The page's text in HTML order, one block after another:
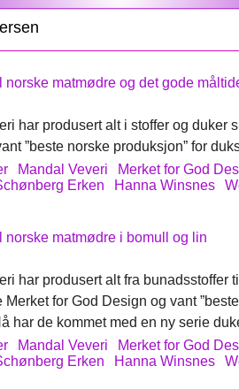
norske matmødre og det gode
har produsert alt i stoffer og duker
”beste norske produksjon” for
Mandal Veveri Merket for God
Erken
Hanna Winsnes
norske matmødre i bomull og lin
har produsert alt fra bunadsstoffer
Merket for God Design og vant
har de kommet med en ny serie
Mandal Veveri Merket for God
Erken
Hanna Winsnes